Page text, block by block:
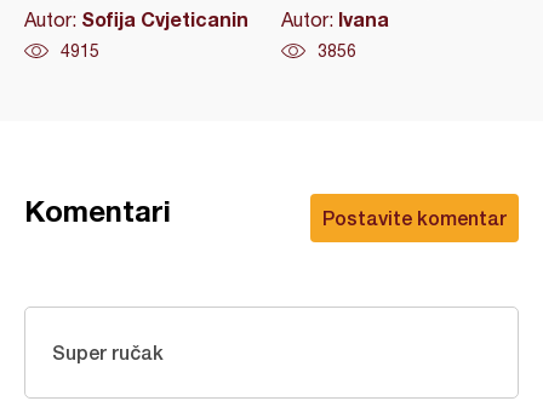
Autor: Sofija Cvjeticanin
4915
Autor: Ivana
3856
Postavite komentar
Komentari
Super ručak